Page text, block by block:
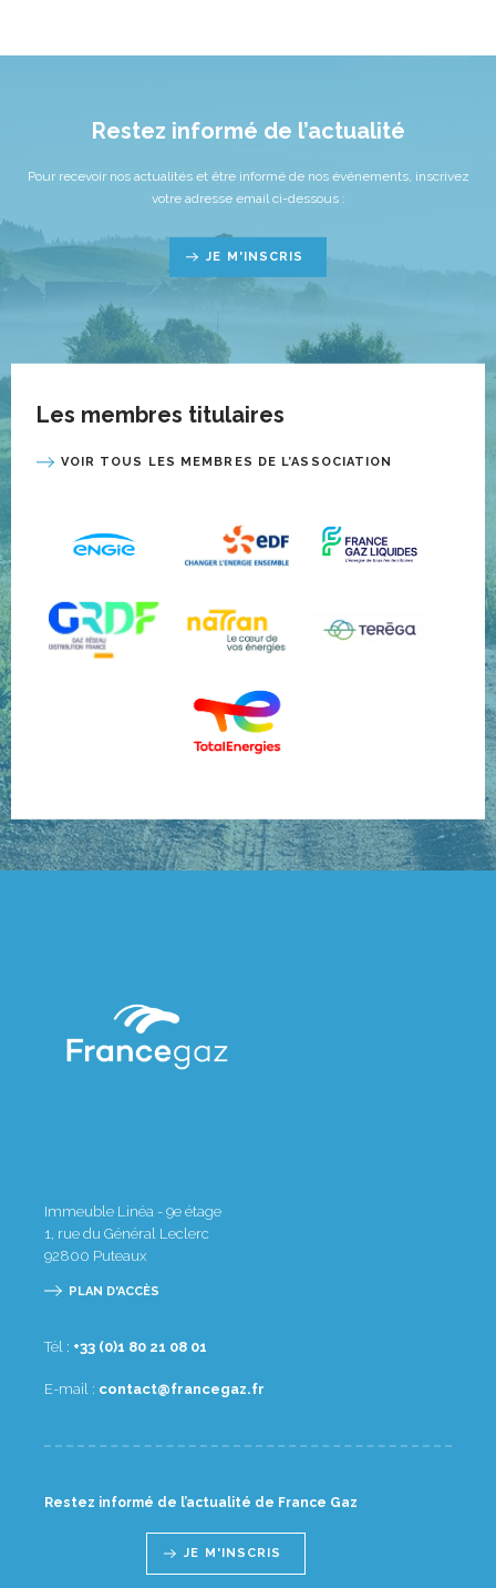
Restez informé de l’actualité
Pour recevoir nos actualités et être informé de nos événements, inscrivez
votre adresse email ci-dessous :
JE M'INSCRIS
Les membres titulaires
VOIR TOUS LES MEMBRES DE L’ASSOCIATION
Immeuble Linéa - 9e étage
1, rue du Général Leclerc
92800 Puteaux
PLAN D'ACCÈS
Tél : 10 80 12 08 1(0) 33+
E-mail : rf.zagecnarf@tcatnoc
Restez informé de l’actualité de France Gaz
JE M'INSCRIS